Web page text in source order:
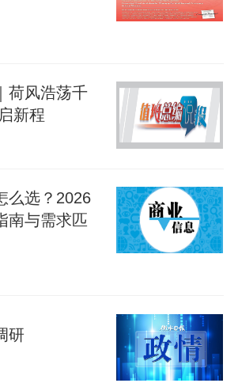
电力顺利并网和消纳，我市
能设施。目前已建成储能
千瓦；计划新开工项目1
千瓦，储能建设规模持续扩
得益于机制创新与精准服
建立全流程服务保障机制，
设施工到并网验收实施“一
等关键问题。今年以来，已
万千瓦驭风行动建设
瓦独立储能指标在内多项省
荷风浩荡千
新程
么选？2026
南与需求匹
研